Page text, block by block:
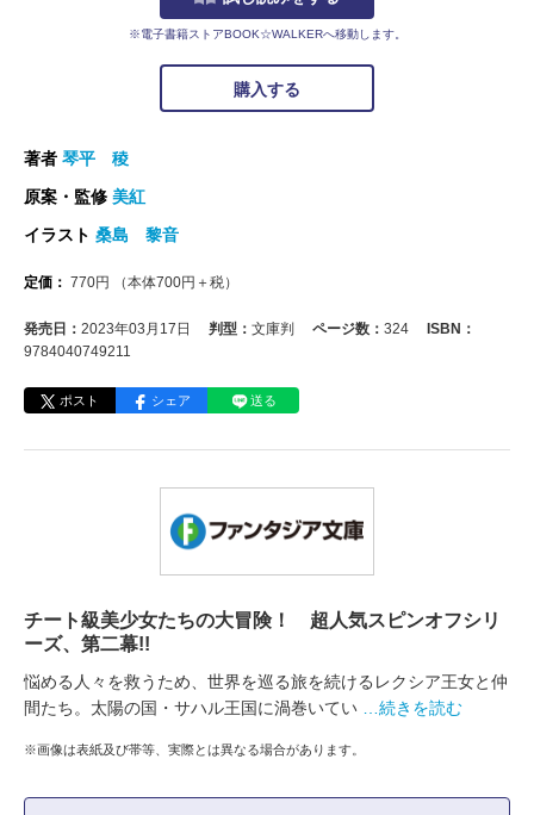
※電子書籍ストアBOOK☆WALKERへ移動します。
購入する
著者 琴平 稜
原案・監修 美紅
イラスト 桑島 黎音
定価： 770円 （本体700円＋税）
発売日： 2023年03月17日 判型： 文庫判 ページ数： 324
ISBN：
9784040749211
ポスト シェア 送る
チート級美少女たちの大冒険！ 超人気スピンオフシリ
ーズ、第二幕!!
悩める人々を救うため、世界を巡る旅を続けるレクシア王女と仲
間たち。太陽の国・サハル王国に渦巻いてい
…続きを読む
※画像は表紙及び帯等、実際とは異なる場合があります。